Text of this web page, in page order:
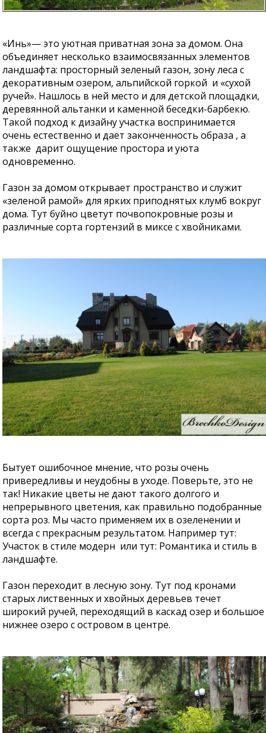
«Инь»— это уютная приватная зона за домом. Она
объединяет несколько взаимосвязанных элементов
ландшафта: просторный зеленый газон, зону леса с
декоративным озером, альпийской горкой и «сухой
ручей». Нашлось в ней место и для детской площадки,
деревянной альтанки и каменной беседки-барбекю.
Такой подход к дизайну участка воспринимается
очень естественно и дает законченность образа , а
также дарит ощущение простора и уюта
одновременно.
Газон за домом открывает пространство и служит
«зеленой рамой» для ярких приподнятых клумб вокруг
дома. Тут буйно цветут почвопокровные розы и
различные сорта гортензий в миксе с хвойниками.
Бытует ошибочное мнение, что розы очень
привередливы и неудобны в уходе. Поверьте, это не
так! Никакие цветы не дают такого долгого и
непрерывного цветения, как правильно подобранные
сорта роз. Мы часто применяем их в озеленении и
всегда с прекрасным результатом. Например тут:
Участок в стиле модерн или тут: Романтика и стиль в
ландшафте.
Газон переходит в лесную зону. Тут под кронами
старых лиственных и хвойных деревьев течет
широкий ручей, переходящий в каскад озер и большое
нижнее озеро с островом в центре.